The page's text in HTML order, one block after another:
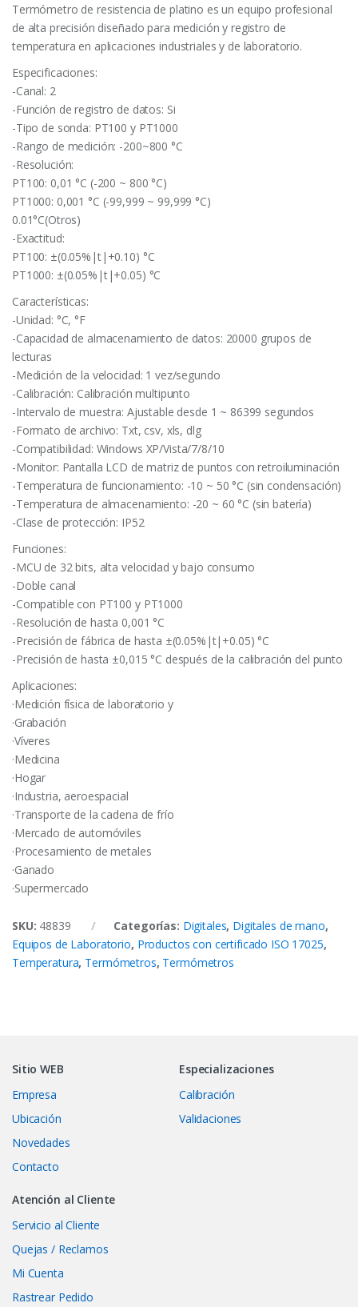
Termómetro de resistencia de platino es un equipo profesional
de alta precisión diseñado para medición y registro de
temperatura en aplicaciones industriales y de laboratorio.
Especificaciones:
-Canal: 2
-Función de registro de datos: Si
-Tipo de sonda: PT100 y PT1000
-Rango de medición: -200~800 °C
-Resolución:
PT100: 0,01 °C (-200 ~ 800 °C)
PT1000: 0,001 °C (-99,999 ~ 99,999 °C)
0.01°C(Otros)
-Exactitud:
PT100: ±(0.05%|t|+0.10) °C
PT1000: ±(0.05%|t|+0.05) °C
Características:
-Unidad: °C, °F
-Capacidad de almacenamiento de datos: 20000 grupos de
lecturas
-Medición de la velocidad: 1 vez/segundo
-Calibración: Calibración multipunto
-Intervalo de muestra: Ajustable desde 1 ~ 86399 segundos
-Formato de archivo: Txt, csv, xls, dlg
-Compatibilidad: Windows XP/Vista/7/8/10
-Monitor: Pantalla LCD de matriz de puntos con retroiluminación
-Temperatura de funcionamiento: -10 ~ 50 °C (sin condensación)
-Temperatura de almacenamiento: -20 ~ 60 °C (sin batería)
-Clase de protección: IP52
Funciones:
-MCU de 32 bits, alta velocidad y bajo consumo
-Doble canal
-Compatible con PT100 y PT1000
-Resolución de hasta 0,001 °C
-Precisión de fábrica de hasta ±(0.05%|t|+0.05) °C
-Precisión de hasta ±0,015 °C después de la calibración del punto
Aplicaciones:
·Medición física de laboratorio y
·Grabación
·Víveres
·Medicina
·Hogar
·Industria, aeroespacial
·Transporte de la cadena de frío
·Mercado de automóviles
·Procesamiento de metales
·Ganado
·Supermercado
SKU: 48839 Categorías: Digitales, Digitales de mano,
Equipos de Laboratorio, Productos con certificado ISO 17025,
Temperatura, Termómetros, Termómetros
Sitio WEB
Empresa
Ubicación
Novedades
Contacto
Especializaciones
Calibración
Validaciones
Atención al Cliente
Servicio al Cliente
Quejas / Reclamos
Mi Cuenta
Rastrear Pedido